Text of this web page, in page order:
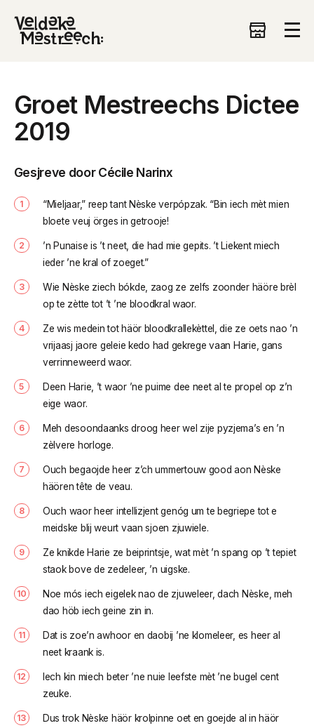
Groet Mestreechs Dictee
2019
Gesjreve door Cécile Narinx
“Mieljaar,” reep tant Nèske verpópzak. “Bin iech mèt mien
bloete veuj örges in getrooje!
’n Punaise is ’t neet, die had mie gepits. ’t Liekent miech
ieder ’ne kral of zoeget.”
Wie Nèske ziech bókde, zaog ze zelfs zoonder häöre brèl
op te zètte tot ’t ’ne bloodkral waor.
Ze wis medein tot häör bloodkrallekèttel, die ze oets nao ’n
vrijaasj jaore geleie kedo had gekrege vaan Harie, gans
verrinneweerd waor.
Deen Harie, ’t waor ’ne puime dee neet al te propel op z’n
eige waor.
Meh desoondaanks droog heer wel zije pyzjema’s en ’n
zèlvere horloge.
Ouch begaojde heer z’ch ummertouw good aon Nèske
häören tête de veau.
Ouch waor heer intellizjent genóg um te begriepe tot e
meidske blij weurt vaan sjoen zjuwiele.
Ze knikde Harie ze beiprintsje, wat mèt ’n spang op ’t tepiet
staok bove de zedeleer, ’n uigske.
Noe mós iech eigelek nao de zjuweleer, dach Nèske, meh
dao höb iech geine zin in.
Dat is zoe’n awhoor en daobij ’ne klomeleer, es heer al
neet kraank is.
Iech kin miech beter ’ne nuie leefste mèt ’ne bugel cent
zeuke.
Dus trok Nèske häör krolpinne oet en goejde al in häör